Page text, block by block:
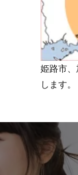
姫路市
します。